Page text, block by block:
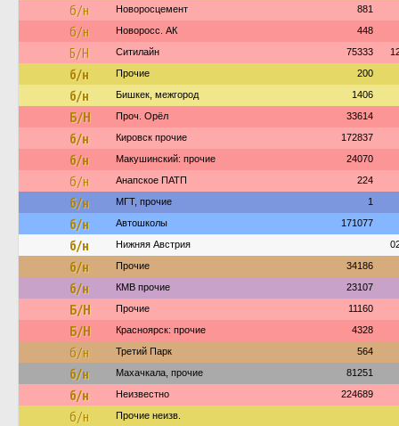
б/н Новоросцемент 881
б/н Новоросс. АК 448
Б/Н Ситилайн 75333
б/н Прочие 200
б/н Бишкек, межгород 1406
Б/Н Проч. Орёл 33614
б/н Кировск прочие 172837
б/н Макушинский: прочие 24070
б/н Анапское ПАТП 224
б/н МГТ, прочие 1
б/н Автошколы 171077
б/н Нижняя Австрия
б/н Прочие 34186
б/н КМВ прочие 23107
Б/Н Прочие 11160
Б/Н Красноярск: прочие 4328
б/н Третий Парк 564
б/н Махачкала, прочие 81251
б/н Неизвестно 224689
б/н Прочие неизв.